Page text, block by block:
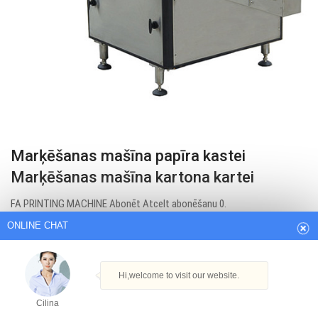
Marķēšanas mašīna papīra kastei
Marķēšanas mašīna kartona kartei
FA PRINTING MACHINE Abonēt Atcelt abonēšanu 0.
ONLINE CHAT
Hi,welcome to visit our website.
Cilina